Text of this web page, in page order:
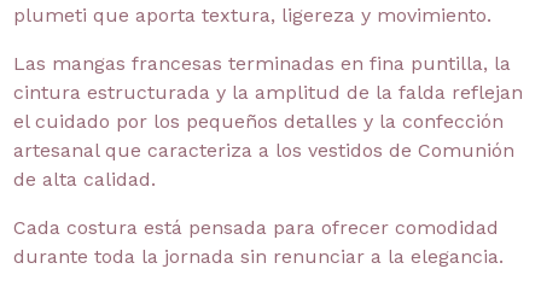
plumeti que aporta textura, ligereza y movimiento.
Las mangas francesas terminadas en fina puntilla, la
cintura estructurada y la amplitud de la falda reflejan
el cuidado por los pequeños detalles y la confección
artesanal que caracteriza a los vestidos de Comunión
de alta calidad.
Cada costura está pensada para ofrecer comodidad
durante toda la jornada sin renunciar a la elegancia.